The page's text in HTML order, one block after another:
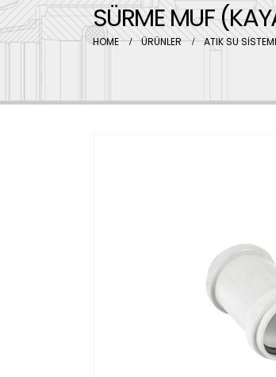
SÜRME MUF
HOME ÜRÜNLER ATIK SU